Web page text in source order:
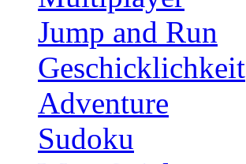
Jump and Run
Geschicklichkeit
Adventure
Sudoku